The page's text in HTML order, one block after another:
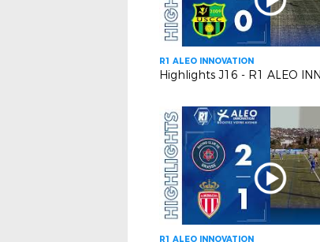
R1 ALEO INNOVATION
R1 ALEO INNOVATION